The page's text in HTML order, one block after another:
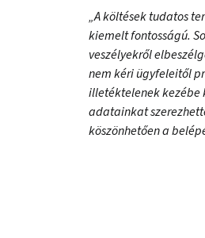
„A költések tudatos
kiemelt fontosságú.
veszélyekről
nem kéri ügyfeleitől
illetéktelenek kezébe
adatainkat
köszönhetően a